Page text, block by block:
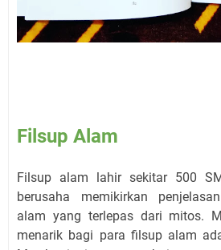
Filsup Alam
Filsup alam lahir sekitar 500
berusaha memikirkan
alam yang terlepas dari mitos.
menarik bagi para filsup alam